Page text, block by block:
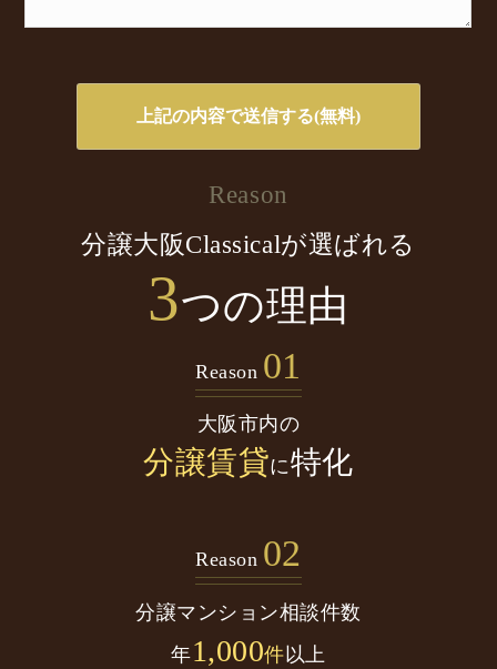
Reason
分譲大阪Classicalが選ばれる
3つの理由
Reason 01
大阪市内の
分譲賃貸に特化
Reason 02
分譲マンション相談件数
年1,000件 以上